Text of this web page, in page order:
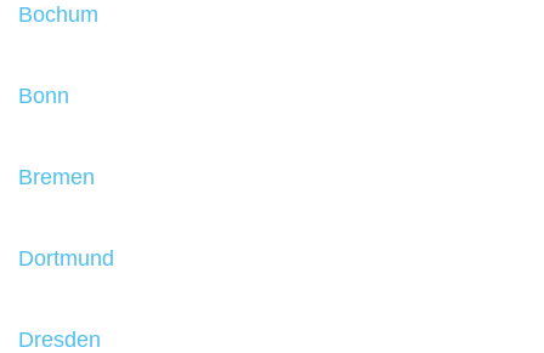
Bochum
Bonn
Bremen
Dortmund
Dresden